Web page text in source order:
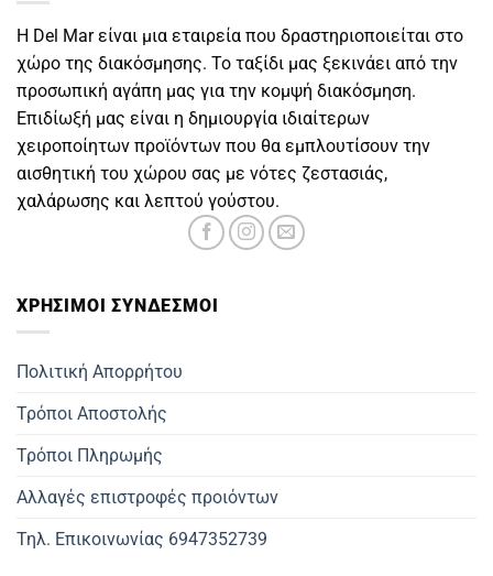
Η Del Mar είναι μια εταιρεία που δραστηριοποιείται στο
χώρο της διακόσμησης. Το ταξίδι μας ξεκινάει από την
προσωπική αγάπη μας για την κομψή διακόσμηση.
Επιδίωξή μας είναι η δημιουργία ιδιαίτερων
χειροποίητων προϊόντων που θα εμπλουτίσουν την
αισθητική του χώρου σας με νότες ζεστασιάς,
χαλάρωσης και λεπτού γούστου.
ΧΡΗΣΙΜOΙ ΣΥΝΔΕΣΜΟΙ
Πολιτική Απορρήτου
Τρόποι Αποστολής
Τρόποι Πληρωμής
Αλλαγές επιστροφές προιόντων
Τηλ. Επικοινωνίας 6947352739